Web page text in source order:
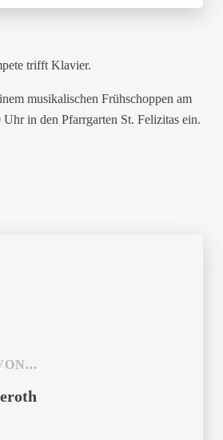
trifft Klavier.
musikalischen Frühschoppen am
in den Pfarrgarten St. Felizitas ein.